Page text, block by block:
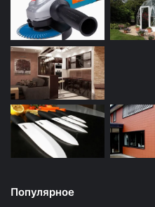
Популярное